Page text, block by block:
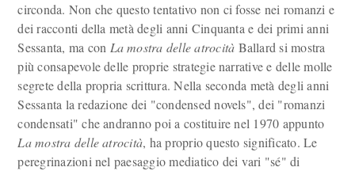
circonda. Non che questo tentativo non ci fosse nei romanzi e
dei racconti della metà degli anni Cinquanta e dei primi anni
Sessanta, ma con La mostra delle atrocità Ballard si mostra
più consapevole delle proprie strategie narrative e delle molle
segrete della propria scrittura. Nella seconda metà degli anni
Sessanta la redazione dei "condensed novels", dei "romanzi
condensati" che andranno poi a costituire nel 1970 appunto
La mostra delle atrocità, ha proprio questo significato. Le
peregrinazioni nel paesaggio mediatico dei vari "sé" di